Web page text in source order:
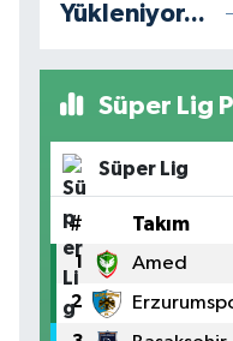
Yükleniyor...
Süper Lig
Süper Lig
# Takım
1 Amed
2